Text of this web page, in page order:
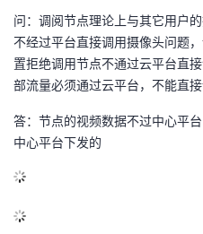
动
关
注
证
实
验
的
收
持
建
议
问：调阅节点理论上与其它用户
不经过平台直接调用摄像头问题
置拒绝调用节点不通过云平台直
部流量必须通过云平台，不能直接
答：节点的视频数据不过中心平
中心平台下发的